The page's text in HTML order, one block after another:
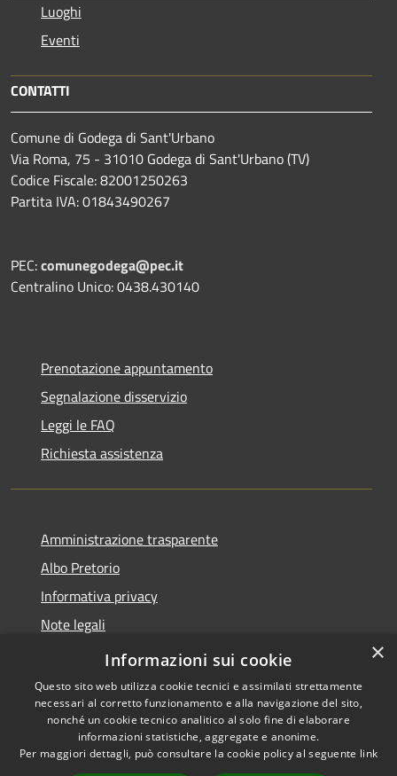
Luoghi
Eventi
CONTATTI
Comune di Godega di Sant'Urbano
Via Roma, 75 - 31010 Godega di Sant'Urbano (TV)
Codice Fiscale: 82001250263
Partita IVA: 01843490267
PEC:comunegodega@pec.it
Centralino Unico: 0438.430140
Prenotazione appuntamento
Segnalazione disservizio
Leggi le FAQ
Richiesta assistenza
Amministrazione trasparente
Albo Pretorio
Informativa privacy
Note legali
Dichiarazione di accessibilità
Accessibilità
Copyright © 2026 • Comune di
Godega di Sant'Urbano •
×
Informazioni sui cookie
Questo sito web utilizza cookie tecnici e assimilati strettamente
necessari al corretto funzionamento e alla navigazione del sito,
nonché un cookie tecnico analitico al solo fine di elaborare
informazioni statistiche, aggregate e anonime.
Per maggiori dettagli, può consultare la cookie policy al seguente link